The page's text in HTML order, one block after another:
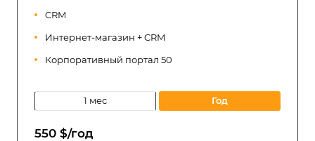
CRM
Интернет-магазин + CRM
Корпоративный портал 50
1 мес год
550 $/год